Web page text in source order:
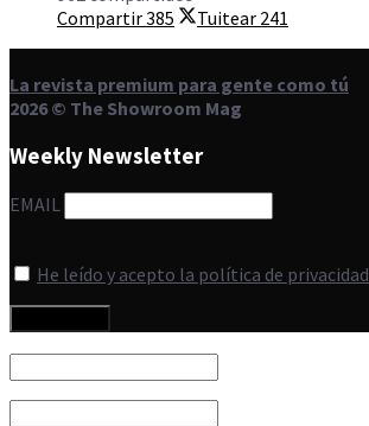
Compartir385 Tuitear 241
La revista premium para gente como tú
2026 © The Showroom Mag
Weekly Newsletter
EMAIL
He leído y acepto la política de privacidad